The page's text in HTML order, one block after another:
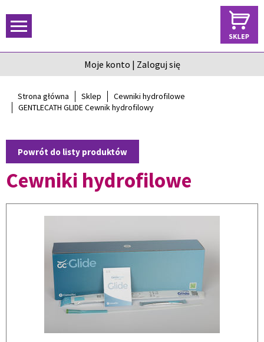
Moje konto | Zaloguj się
Strona główna Sklep
Cewniki hydrofilowe
GENTLECATH GLIDE Cewnik hydrofilowy
Powrót do listy produktów
Cewniki hydrofilowe